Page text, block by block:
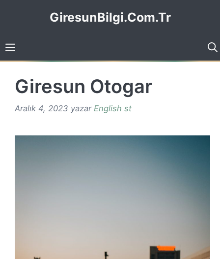
GiresunBilgi.Com.Tr
Giresun Otogar
Aralık 4, 2023 yazar English st